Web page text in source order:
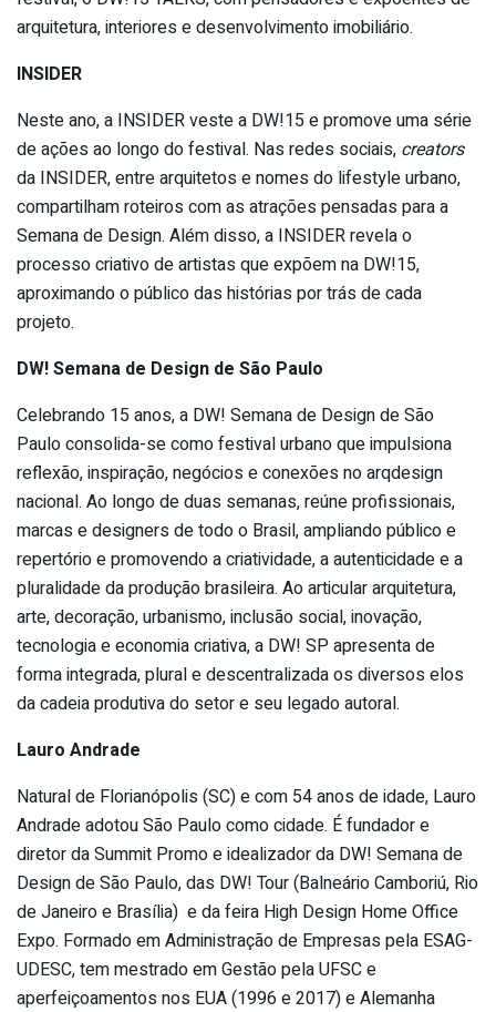
arquitetura, interiores e desenvolvimento imobiliário.
INSIDER
Neste ano, a INSIDER veste a DW!15 e promove uma série
de ações ao longo do festival. Nas redes sociais, creators
da INSIDER, entre arquitetos e nomes do lifestyle urbano,
compartilham roteiros com as atrações pensadas para a
Semana de Design. Além disso, a INSIDER revela o
processo criativo de artistas que expõem na DW!15,
aproximando o público das histórias por trás de cada
projeto.
DW! Semana de Design de São Paulo
Celebrando 15 anos, a DW! Semana de Design de São
Paulo consolida-se como festival urbano que impulsiona
reflexão, inspiração, negócios e conexões no arqdesign
nacional. Ao longo de duas semanas, reúne profissionais,
marcas e designers de todo o Brasil, ampliando público e
repertório e promovendo a criatividade, a autenticidade e a
pluralidade da produção brasileira. Ao articular arquitetura,
arte, decoração, urbanismo, inclusão social, inovação,
tecnologia e economia criativa, a DW! SP apresenta de
forma integrada, plural e descentralizada os diversos elos
da cadeia produtiva do setor e seu legado autoral.
Lauro Andrade
Natural de Florianópolis (SC) e com 54 anos de idade, Lauro
Andrade adotou São Paulo como cidade. É fundador e
diretor da Summit Promo e idealizador da DW! Semana de
Design de São Paulo, das DW! Tour (Balneário Camboriú, Rio
de Janeiro e Brasília) e da feira High Design Home Office
Expo. Formado em Administração de Empresas pela ESAG-
UDESC, tem mestrado em Gestão pela UFSC e
aperfeiçoamentos nos EUA (1996 e 2017) e Alemanha